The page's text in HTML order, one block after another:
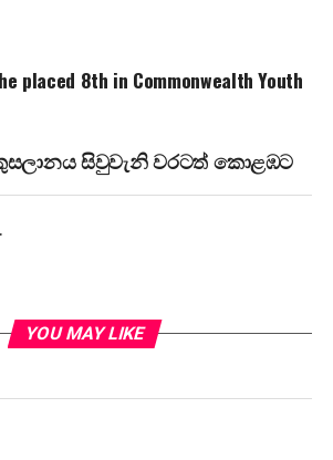
placed 8th in Commonwealth Youth
සිවුවැනි වරටත් කොළඹට
YOU MAY LIKE